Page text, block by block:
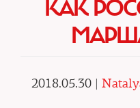
КАК
2018.05.30 |